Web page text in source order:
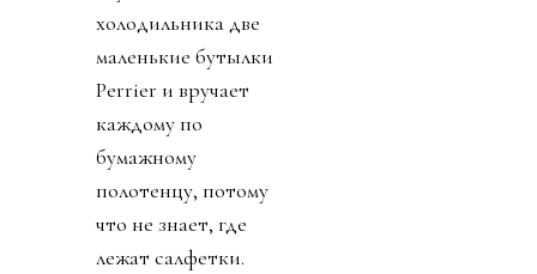
холодильника две
маленькие бутылки
Perrier и вручает
каждому по
бумажному
полотенцу, потому
что не знает, где
лежат салфетки.